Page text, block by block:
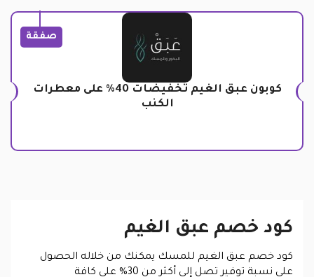
صفقة
كوبون عبق الغيم تخفيضات 40% على معطرات
الكنب
كود خصم عبق الغيم
كود خصم عبق الغيم للمسك يمكنك من خلاله الحصول
على نسبة توفير تصل إلى أكثر من 30% على كافة